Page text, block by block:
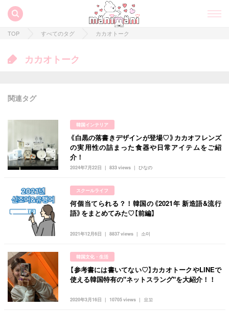
manimani について
カテゴリー一覧
キュレーター一覧
運営会社
韓国 オルチャン 韓国コスメ
メイク k-pop コスメ ファッション
kpop トレンド 韓国メイク
オルチャンメイク twice 人気
TOP すべてのタグ カカオトーク
カカオトーク
関連タグ
韓国インテリア
2024年7月22日 ひなの
833 views
《白黒の落書きデザインが登場♡》カカオフレンズ
の実用性の詰まった食器や日常アイテムをご紹
介！
スクールライフ
2021年12月6日 소미
8837 views
何個当てられる？！韓国の《2021年 新造語&流行
語》をまとめてみた♡【前編】
韓国文化・生活
2020年3月16日 요꼬
10705 views
【参考書には書いてない♡】カカオトークやLINEで
使える韓国特有の"ネットスラング"を大紹介！！